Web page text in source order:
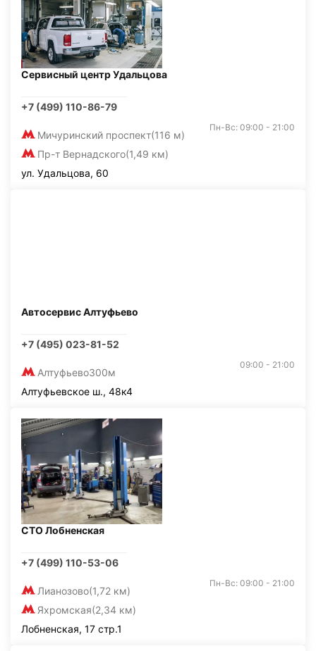
Сервисный центр Удальцова
+7 (499) 110-86-79
Мичуринский проспект(116 м)
Пр-т Вернадского(1,49 км)
Пн-Вс: 09:00 - 21:00
ул. Удальцова, 60
Автосервис Алтуфьево
+7 (495) 023-81-52
Алтуфьево300м
09:00 - 21:00
Алтуфьевское ш., 48к4
СТО Лобненская
+7 (499) 110-53-06
Лианозово(1,72 км)
Яхромская(2,34 км)
Пн-Вс: 09:00 - 21:00
Лобненская, 17 стр.1